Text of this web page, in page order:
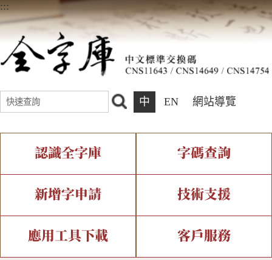
:::
中 EN 網站導覽
認識全字庫
全字庫介紹 全字庫現況
中文碼介紹 專有名詞介紹
字碼查詢
IDS查詢 部件查詢
複合查詢 注音查詢
新增字申請
新字申請處理流程
技術支援
字形即時顯示 造字解決方案
應用工具下載 客戶服務